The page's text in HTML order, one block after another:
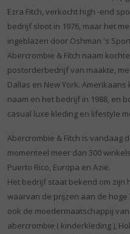
Ezra Fitch, verkocht high -end
bedrijf sloot in 1976, maar het
ingeblazen door Oshman 's
Abercrombie & Fitch naam
postorderbedrijf van maakte,
Dallas en New York.
naam en het bedrijf in 1988, en
casual luxe kleding en lifestyle
Abercrombie & Fitch is vandaag
momenteel meer dan 300
Puerto Rico, Europa en Azië.
Het bedrijf staat bekend om zijn
waarvan de prijzen aan de hoge
ook de moedermaatschappij
abercrombie ( kinderkleding ),